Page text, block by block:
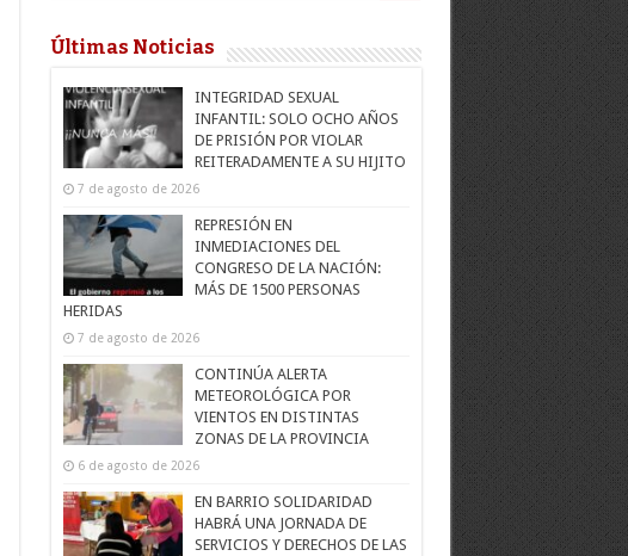
Últimas Noticias
INTEGRIDAD SEXUAL
INFANTIL: SOLO OCHO AÑOS
DE PRISIÓN POR VIOLAR
REITERADAMENTE A SU HIJITO
7 de agosto de 2026
REPRESIÓN EN
INMEDIACIONES DEL
CONGRESO DE LA NACIÓN:
MÁS DE 1500 PERSONAS
HERIDAS
7 de agosto de 2026
CONTINÚA ALERTA
METEOROLÓGICA POR
VIENTOS EN DISTINTAS
ZONAS DE LA PROVINCIA
6 de agosto de 2026
EN BARRIO SOLIDARIDAD
HABRÁ UNA JORNADA DE
SERVICIOS Y DERECHOS DE LAS